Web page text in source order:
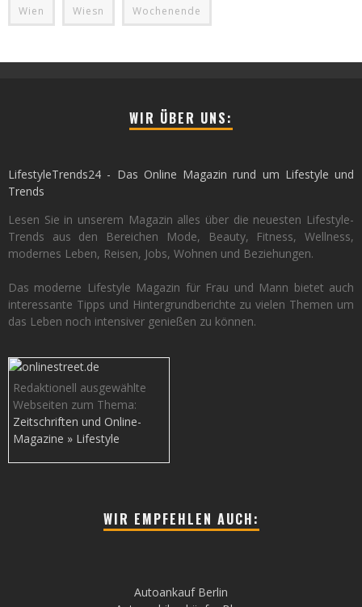
Wien Wiesn Wochenende
WIR ÜBER UNS:
LifestyleTrends24 - Das Online Magazin rund um Lifestyle und
Trends
Lesen Sie in unserem Magazin alles über die neuesten Lifestyle-
Trends aus den Bereichen Mode, Beauty, Fitness, Wellness,
modernes Leben, Reisen, Jobs, Wohnen und Beziehungen.
Das moderne Lifestyle Magazin für Frau und Mann bietet auch
interessante Tipps und Hintergrundberichte zu vielen Themen um
das Leben noch intensiver genießen zu können.
Redaktionell ausgewählte
Webseiten zum Thema:
Zeitschriften und Online-
Magazine » Lifestyle
WIR EMPFEHLEN AUCH:
Autoankauf Berlin